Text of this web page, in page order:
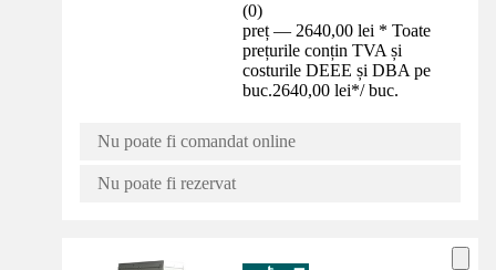
(0)
preț — 2640,00 lei * Toate
prețurile conțin TVA și
costurile DEEE și DBA pe
buc.2640,00 lei*/ buc.
Nu poate fi comandat online
Nu poate fi rezervat